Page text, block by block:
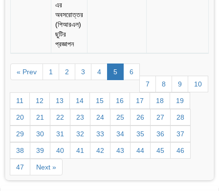
এর
অবসরোত্তর
(পিআরএল)
ছুটির
প্রজ্ঞাপন
« Prev 1 2 3 4 5
6
7
8 9 10
11 12 13 14 15 16 17 18 19
20 21 22 23 24 25 26 27 28
29 30 31 32 33 34 35 36 37
38 39 40 41 42 43 44 45 46
47 Next »